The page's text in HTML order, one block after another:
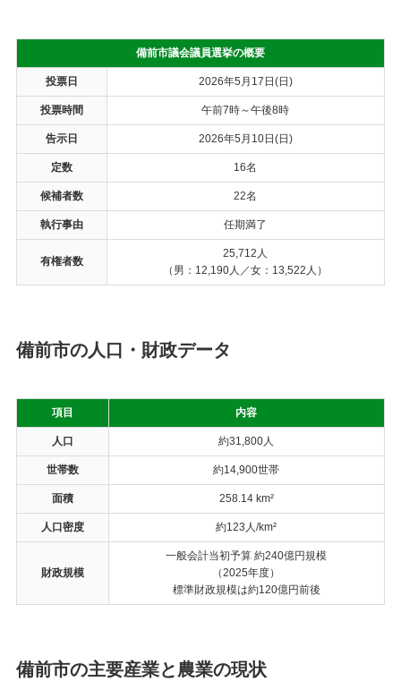
備前市議会議員選挙の概要
投票日 2026年5月17日(日)
投票時間 午前7時～午後8時
告示日 2026年5月10日(日)
定数 16名
候補者数 22名
執行事由 任期満了
有権者数
25,712人
（男：12,190人／女：13,522人）
備前市の人口・財政データ
項目 内容
人口 約31,800人
世帯数 約14,900世帯
面積 258.14 km²
人口密度 約123人/km²
財政規模
一般会計当初予算 約240億円規模
（2025年度）
標準財政規模は約120億円前後
備前市の主要産業と農業の現状